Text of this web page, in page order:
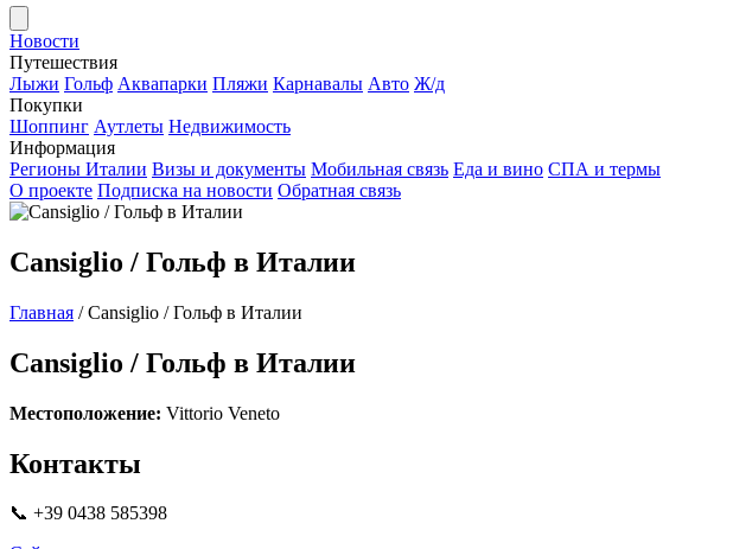
Новости
Путешествия
Лыжи Гольф Аквапарки Пляжи Карнавалы Авто Ж/д
Покупки
Шоппинг Аутлеты Недвижимость
Информация
Регионы Италии Визы и документы Мобильная связь Еда и вино СПА и термы
О проекте Подписка на новости Обратная связь
Cansiglio / Гольф в Италии
Главная / Cansiglio / Гольф в Италии
Cansiglio / Гольф в Италии
Местоположение: Vittorio Veneto
Контакты
📞 +39 0438 585398